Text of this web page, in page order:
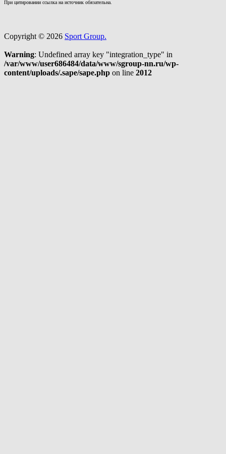
При цитировании ссылка на источник обязательна.
Copyright © 2026 Sport Group.
Warning: Undefined array key "integration_type" in
/var/www/user686484/data/www/sgroup-nn.ru/wp-
content/uploads/.sape/sape.php on line 2012